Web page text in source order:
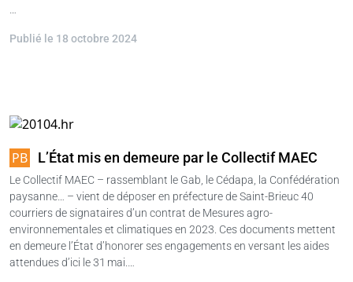
Publié le 18 octobre 2024
L’État mis en demeure par le Collectif MAEC
Le Collectif MAEC – rassemblant le Gab, le Cédapa, la Confédération
paysanne… – vient de déposer en préfecture de Saint-Brieuc 40
courriers de signataires d’un contrat de Mesures agro-
environnementales et climatiques en 2023. Ces documents mettent
en demeure l’État d’honorer ses engagements en versant les aides
attendues d’ici le 31 mai.…